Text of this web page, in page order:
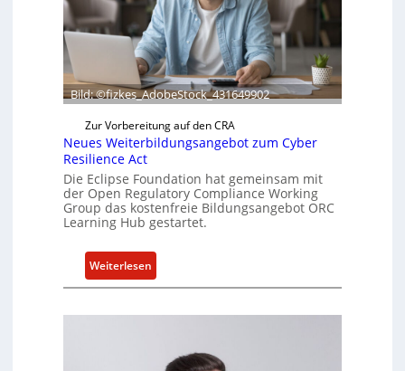
e
r
t
a
k
u
e
l
e
Z
l
n
Bild: ©fizkes_AdobeStock_431649902
Zur Vorbereitung auf den CRA
Neues Weiterbildungsangebot zum Cyber
Resilience Act
Die Eclipse Foundation hat gemeinsam mit
der Open Regulatory Compliance Working
Group das kostenfreie Bildungsangebot ORC
Learning Hub gestartet.
Weiterlesen
N